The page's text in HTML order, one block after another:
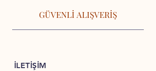
GÜVENLİ ALIŞVERİŞ
İLETİŞİM